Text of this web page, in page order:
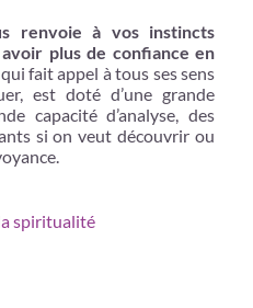
renvoie à vos instincts
plus de confiance en
qui fait appel à tous ses sens
est doté d’une grande
capacité d’analyse, des
si on veut découvrir ou
spiritualité